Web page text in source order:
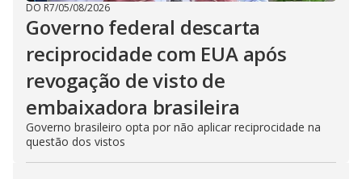
DO R7/05/08/2026
Governo federal descarta
reciprocidade com EUA após
revogação de visto de
embaixadora brasileira
Governo brasileiro opta por não aplicar reciprocidade na
questão dos vistos